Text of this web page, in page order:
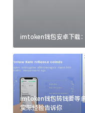
imtoken钱包安卓下载
imtoken钱包转钱要等多
实际经验告诉你